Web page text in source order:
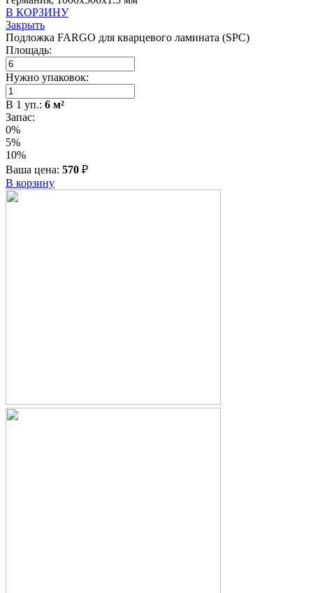
В КОРЗИНУ
Закрыть
Подложка FARGO для кварцевого ламината (SPC)
Площадь:
Нужно упаковок:
В 1 уп.: 6 м²
Запас:
0%
5%
10%
Ваша цена: 570 ₽
В корзину